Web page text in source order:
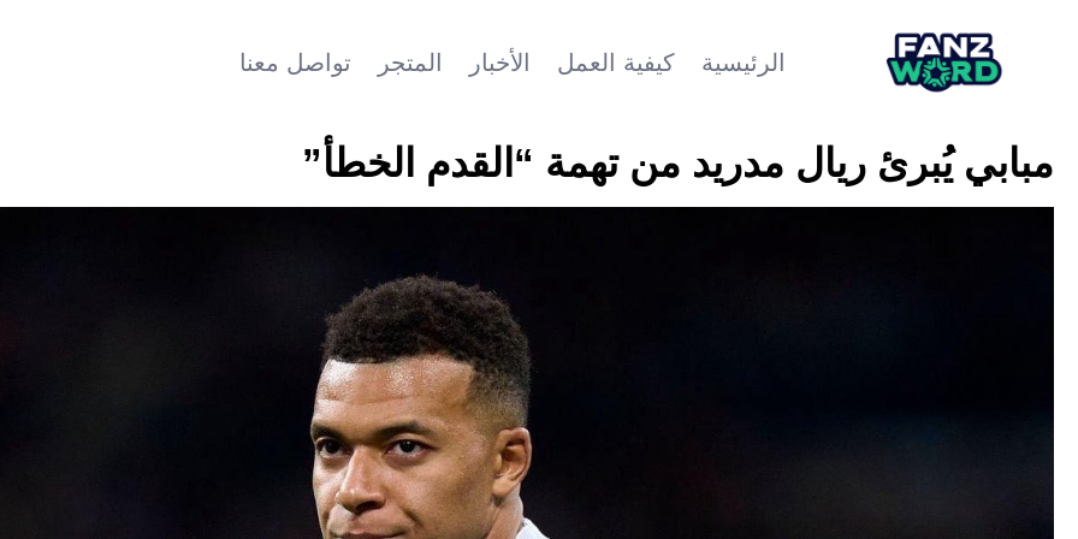
الرئيسية كيفية العمل الأخبار المتجر تواصل معنا
مبابي يُبرئ ريال مدريد من تهمة “القدم الخطأ”